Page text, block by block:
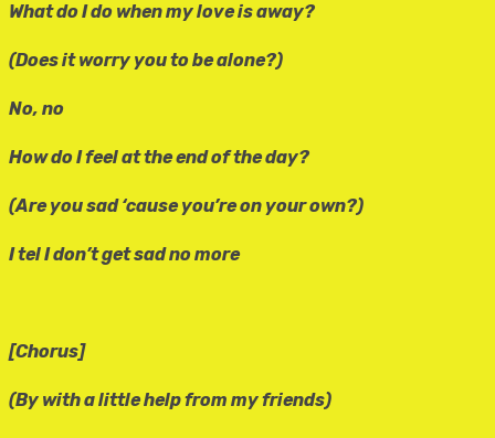
What do I do when my love is away?
(Does it worry you to be alone?)
No, no
How do I feel at the end of the day?
(Are you sad ‘cause you’re on your own?)
I tel I don’t get sad no more
[Chorus]
(By with a little help from my friends)